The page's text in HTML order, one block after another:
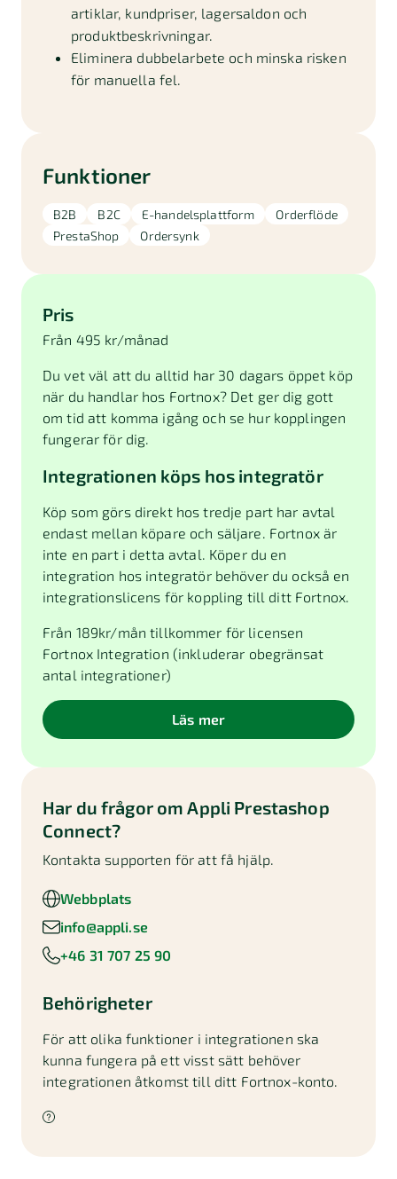
artiklar, kundpriser, lagersaldon och
produktbeskrivningar.
Eliminera dubbelarbete och minska risken
för manuella fel.
Funktioner
B2B B2C E-handelsplattform
Orderflöde
PrestaShop
Ordersynk
Pris
Från 495 kr/månad
Du vet väl att du alltid har 30 dagars öppet köp
när du handlar hos Fortnox? Det ger dig gott
om tid att komma igång och se hur kopplingen
fungerar för dig.
Integrationen köps hos integratör
Köp som görs direkt hos tredje part har avtal
endast mellan köpare och säljare. Fortnox är
inte en part i detta avtal. Köper du en
integration hos integratör behöver du också en
integrationslicens för koppling till ditt Fortnox.
Från 189kr/mån tillkommer för licensen
Fortnox Integration (inkluderar obegränsat
antal integrationer)
Läs mer
Har du frågor omAppli Prestashop
Connect?
Kontakta supporten för att få hjälp.
Webbplats
info@appli.se
+46 31 707 25 90
Behörigheter
För att olika funktioner i integrationen ska
kunna fungera på ett visst sätt behöver
integrationen åtkomst till ditt Fortnox-konto.